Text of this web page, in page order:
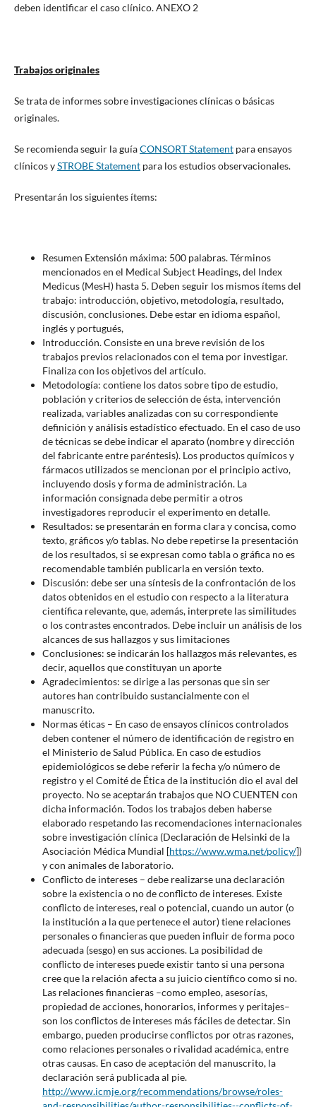
deben identificar el caso clínico. ANEXO 2
Trabajos originales
Se trata de informes sobre investigaciones clínicas o básicas
originales.
Se recomienda seguir la guíaCONSORT Statementpara ensayos
clínicos ySTROBE Statementpara los estudios observacionales.
Presentarán los siguientes ítems:
Resumen Extensión máxima: 500 palabras. Términos
mencionados en el Medical Subject Headings, del Index
Medicus (MesH) hasta 5. Deben seguir los mismos ítems del
trabajo: introducción, objetivo, metodología, resultado,
discusión, conclusiones. Debe estar en idioma español,
inglés y portugués,
Introducción. Consiste en una breve revisión de los
trabajos previos relacionados con el tema por investigar.
Finaliza con los objetivos del artículo.
Metodología: contiene los datos sobre tipo de estudio,
población y criterios de selección de ésta, intervención
realizada, variables analizadas con su correspondiente
definición y análisis estadístico efectuado. En el caso de uso
de técnicas se debe indicar el aparato (nombre y dirección
del fabricante entre paréntesis). Los productos químicos y
fármacos utilizados se mencionan por el principio activo,
incluyendo dosis y forma de administración. La
información consignada debe permitir a otros
investigadores reproducir el experimento en detalle.
Resultados: se presentarán en forma clara y concisa, como
texto, gráficos y/o tablas. No debe repetirse la presentación
de los resultados, si se expresan como tabla o gráfica no es
recomendable también publicarla en versión texto.
Discusión: debe ser una síntesis de la confrontación de los
datos obtenidos en el estudio con respecto a la literatura
científica relevante, que, además, interprete las similitudes
o los contrastes encontrados. Debe incluir un análisis de los
alcances de sus hallazgos y sus limitaciones
Conclusiones: se indicarán los hallazgos más relevantes, es
decir, aquellos que constituyan un aporte
Agradecimientos: se dirige a las personas que sin ser
autores han contribuido sustancialmente con el
manuscrito.
Normas éticas – En caso de ensayos clínicos controlados
deben contener el número de identificación de registro en
el Ministerio de Salud Pública. En caso de estudios
epidemiológicos se debe referir la fecha y/o número de
registro y el Comité de Ética de la institución dio el aval del
proyecto. No se aceptarán trabajos que NO CUENTEN con
dicha información. Todos los trabajos deben haberse
elaborado respetando las recomendaciones internacionales
sobre investigación clínica (Declaración de Helsinki de la
Asociación Médica Mundial [https://www.wma.net/policy/])
y con animales de laboratorio.
Conflicto de intereses – debe realizarse una declaración
sobre la existencia o no de conflicto de intereses. Existe
conflicto de intereses, real o potencial, cuando un autor (o
la institución a la que pertenece el autor) tiene relaciones
personales o financieras que pueden influir de forma poco
adecuada (sesgo) en sus acciones. La posibilidad de
conflicto de intereses puede existir tanto si una persona
cree que la relación afecta a su juicio científico como si no.
Las relaciones financieras –como empleo, asesorías,
propiedad de acciones, honorarios, informes y peritajes–
son los conflictos de intereses más fáciles de detectar. Sin
embargo, pueden producirse conflictos por otras razones,
como relaciones personales o rivalidad académica, entre
otras causas. En caso de aceptación del manuscrito, la
declaración será publicada al pie.
http://www.icmje.org/recommendations/browse/roles-